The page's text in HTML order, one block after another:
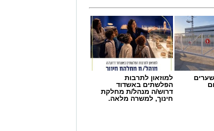
למוזאון לתרבות
הפלשתים באשדוד
דרוש/ה מנהל/ת מחלקת
חינוך, למשרה מלאה.